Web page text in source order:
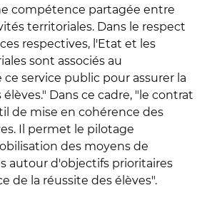
compétence partagée entre
territoriales. Dans le respect
respectives, l'Etat et les
sont associés au
service public pour assurer la
Dans ce cadre, "le contrat
de mise en cohérence des
Il permet le pilotage
des moyens de
autour d'objectifs prioritaires
de la réussite des élèves".